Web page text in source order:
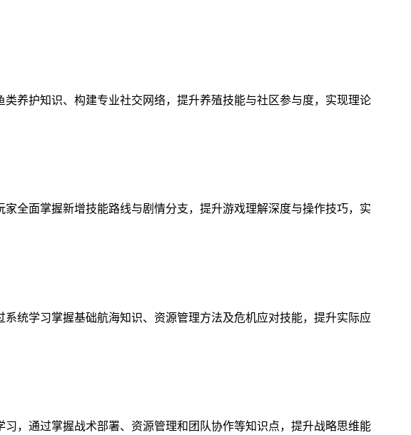
养护知识、构建专业社交网络，提升养殖技能与社区参与度，实现理论
全面掌握新增技能路线与剧情分支，提升游戏理解深度与操作技巧，实
统学习掌握基础航海知识、资源管理方法及危机应对技能，提升实际应
，通过掌握战术部署、资源管理和团队协作等知识点，提升战略思维能